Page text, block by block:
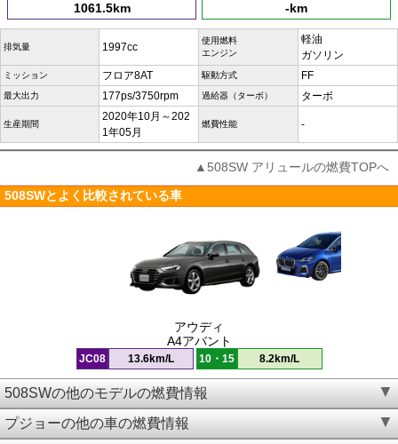
1061.5km -km
排気量 1997cc
使用燃料
エンジン
軽油
ガソリン
ミッション フロア8AT 駆動方式 FF
最大出力 177ps/3750rpm 過給器（ターボ） ターボ
生産期間
2020年10月～202
1年05月
燃費性能 -
▲508SW アリュールの燃費TOPへ
508SWとよく比較されている車
アウディ
A4アバント
JC08 13.6km/L 10・15 8.2km/L
508SWの他のモデルの燃費情報
プジョーの他の車の燃費情報